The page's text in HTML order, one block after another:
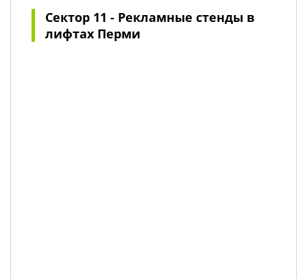
Сектор 11 - Рекламные стенды в
лифтах Перми